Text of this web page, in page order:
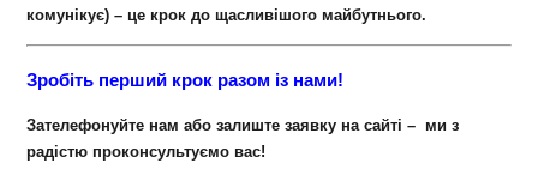
комунікує) – це крок до щасливішого майбутнього.
Зробіть перший крок разом із нами!
Зателефонуйте нам або залиште заявку на сайті – ми з
радістю проконсультуємо вас!